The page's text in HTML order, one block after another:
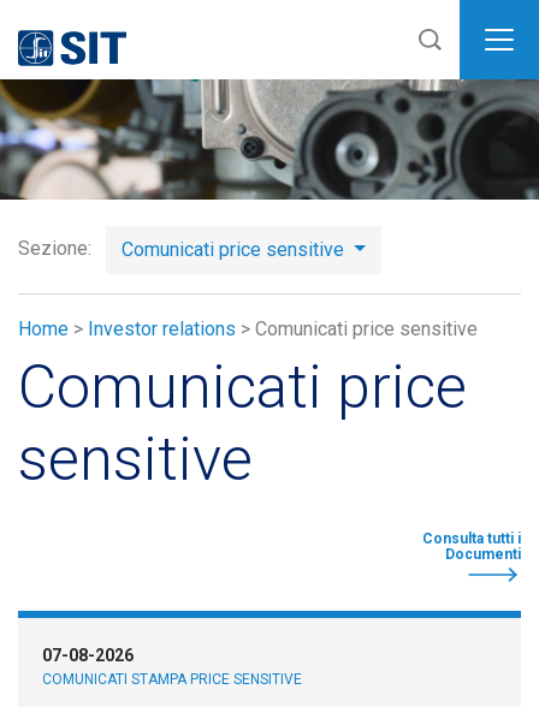
SIT
Home > Investor relations > Comunicati price sensitive
Comunicati price
sensitive
Consulta tutti i
Documenti
07-08-2026
COMUNICATI STAMPA PRICE SENSITIVE
Sezione: Comunicati price sensitive